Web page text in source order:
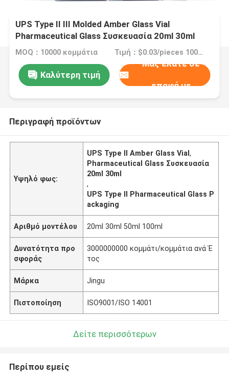
UPS Type II III Molded Amber Glass Vial
Pharmaceutical Glass Συσκευασία 20ml 30ml
50ml 100ml
MOQ：10000 κομμάτια Τιμή：$0.03/pieces 10000-299999 pieces
Καλύτερη τιμή
Μας ελάτε σε
επαφή με
Περιγραφή προϊόντων
Υψηλό φως:
UPS Type II Amber Glass Vial,
Pharmaceutical Glass Συσκευασία
20ml 30ml
,
UPS Type II Pharmaceutical Glass P
ackaging
Αριθμό μοντέλου 20ml 30ml 50ml 100ml
Δυνατότητα προ
σφοράς
3000000000 κομμάτι/κομμάτια ανά Έ
τος
Μάρκα Jingu
Πιστοποίηση ISO9001/ISO 14001
Δείτε περισσότερων
Περίπου εμείς